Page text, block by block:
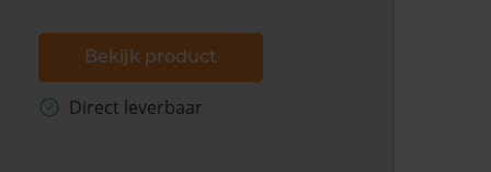
Bekijk product
Direct leverbaar